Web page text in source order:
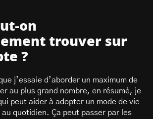
on
trouver sur
?
j’essaie d’aborder un maximum de
au plus grand nombre, en résumé, je
peut aider à adopter un mode de vie
quotidien. Ça peut passer par les